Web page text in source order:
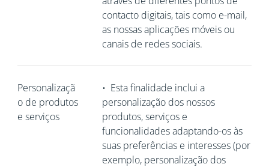
contacto digitais, tais como e-mail,
as nossas aplicações móveis ou
canais de redes sociais.
Personalizaçã
o de produtos
e serviços
• Esta finalidade inclui a
personalização dos nossos
produtos, serviços e
funcionalidades adaptando-os às
suas preferências e interesses (por
exemplo, personalização dos